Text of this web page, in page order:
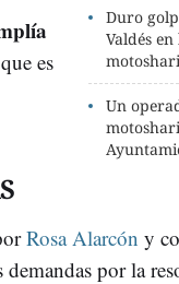
Duro
Valdés
Un
es
Rosa Alarcón y
por la